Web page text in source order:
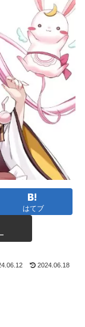
はてブ
2024.06.18